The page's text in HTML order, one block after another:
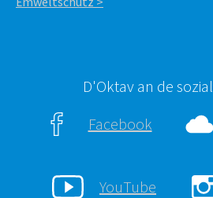
D'Oktav an de
Facebook
YouTube